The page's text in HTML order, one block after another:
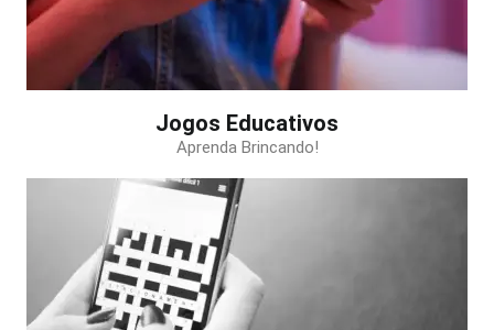
Jogos Educativos
Aprenda Brincando!